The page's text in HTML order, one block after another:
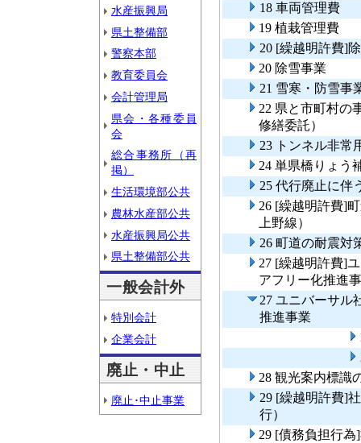
水産振興局
県土整備部
警察本部
教育委員会
会計管理局
県会・各種委員
会
総合事務所（再
掲）
生活環境部公共
農林水産部公共
水産振興局公共
県土整備部公共
一般会計外
特別会計
企業会計
廃止・中止
廃止･中止事業
18 車両管理費
19 植栽管理費
20 [繰越明許費]
20 除雪事業
21 雪寒・防雪事
22 県と市町村の
修繕委託）
23 トンネル非常
24 単県橋りょう
25 代行廃止に伴
26 [繰越明許費]
上野線）
26 町道の耐震対
27 [繰越明許費]
アフリー化推進
27 ユニバーサル
推進事業
28 観光案内標
29 [繰越明許費]
行）
29 [債務負担行